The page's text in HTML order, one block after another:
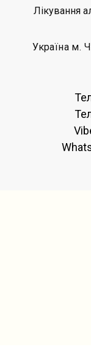
Лікування
Українa м.